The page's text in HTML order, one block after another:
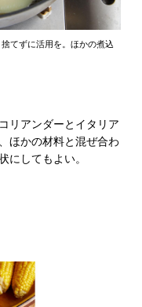
てずに活用を。ほかの煮込
リアンダーとイタリア
ほかの材料と混ぜ合わ
にしてもよい。